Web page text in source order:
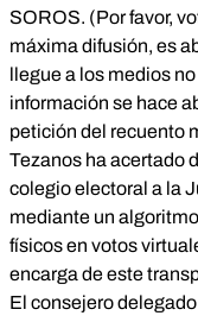
SOROS. (Por favor,
máxima difusión, es
llegue a los medios
información se hace
petición del recuento
Tezanos ha acertado
colegio electoral a la
mediante un
físicos en votos
encarga de este
El consejero